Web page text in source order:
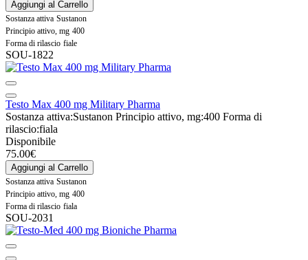
Aggiungi al Carrello
Sostanza attiva Sustanon
Principio attivo, mg 400
Forma di rilascio fiale
SOU-1822
Testo Max 400 mg Military Pharma
Sostanza attiva:Sustanon Principio attivo, mg:400 Forma di
rilascio:fiala
Disponibile
75.00€
Aggiungi al Carrello
Sostanza attiva Sustanon
Principio attivo, mg 400
Forma di rilascio fiala
SOU-2031